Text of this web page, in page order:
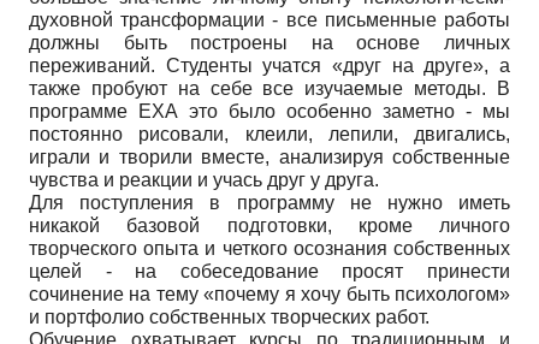
духовной трансформации - все письменные работы
должны быть построены на основе личных
переживаний. Студенты учатся «друг на друге», а
также пробуют на себе все изучаемые методы. В
программе ЕХА это было особенно заметно - мы
постоянно рисовали, клеили, лепили, двигались,
играли и творили вместе, анализируя собственные
чувства и реакции и учась друг у друга.
Для поступления в программу не нужно иметь
никакой базовой подготовки, кроме личного
творческого опыта и четкого осознания собственных
целей - на собеседование просят принести
сочинение на тему «почему я хочу быть психологом»
и портфолио собственных творческих работ.
Обучение охватывает курсы по традиционным и